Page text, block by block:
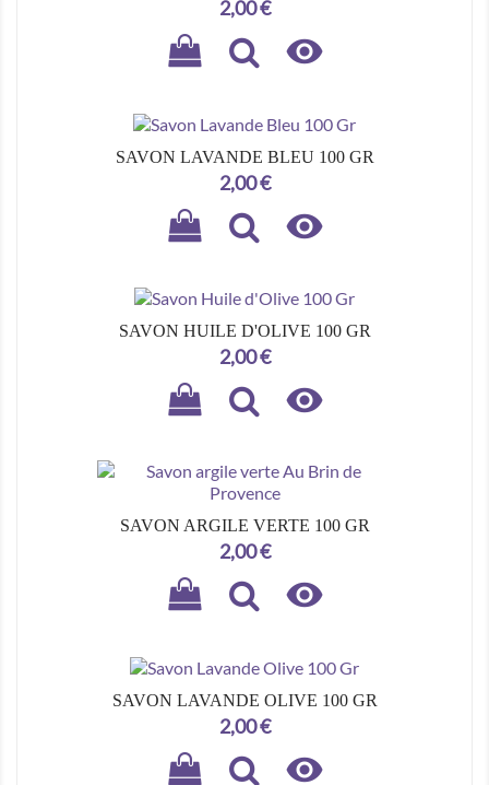
Prix
2,00 €

SAVON LAVANDE BLEU 100 GR
Prix
2,00 €

SAVON HUILE D'OLIVE 100 GR
Prix
2,00 €

SAVON ARGILE VERTE 100 GR
Prix
2,00 €

SAVON LAVANDE OLIVE 100 GR
Prix
2,00 €
